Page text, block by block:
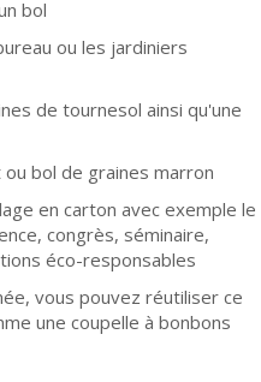
bol
ou les jardiniers
de tournesol ainsi qu'une
bol de graines marron
en carton avec exemple le
congrès, séminaire,
éco-responsables
vous pouvez réutiliser ce
une coupelle à bonbons